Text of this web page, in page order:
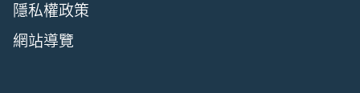
隱私權政策
網站導覽